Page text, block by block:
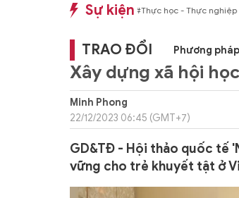
Sự kiện
#Thực học - Thực nghiệp #Tổng rà soát hệ thống
TRAO ĐỔI Phương pháp
Xây dựng xã hội
Minh Phong
22/12/2023 06:45 (GMT+7)
GD&TĐ - Hội thảo quốc tế
vững cho trẻ khuyết tật ở